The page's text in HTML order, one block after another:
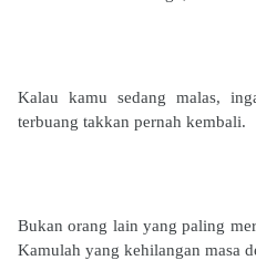
Kalau kamu sedang malas,
terbuang takkan pernah kembali.
Bukan orang lain yang paling
Kamulah yang kehilangan masa